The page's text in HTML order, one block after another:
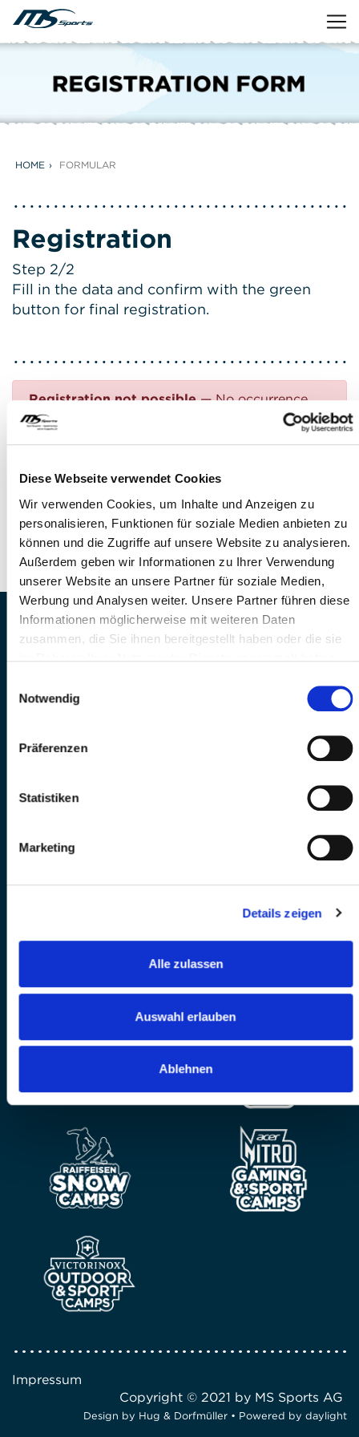
Diese Webseite verwendet Cookies
Wir verwenden Cookies, um Inhalte und Anzeigen zu
personalisieren, Funktionen für soziale Medien anbieten zu
können und die Zugriffe auf unsere Website zu analysieren.
Außerdem geben wir Informationen zu Ihrer Verwendung
unserer Website an unsere Partner für soziale Medien,
Werbung und Analysen weiter. Unsere Partner führen diese
Informationen möglicherweise mit weiteren Daten
zusammen, die Sie ihnen bereitgestellt haben oder die sie
Notwendig
Präferenzen
Statistiken
Marketing
Details zeigen
Alle zulassen
Auswahl erlauben
Ablehnen
HOME FORMULAR
Registration
Step 2/2
Fill in the data and confirm with the green
button for final registration.
Registration not possible— No occurrence
found
Questions?
FEEL FREE TO CONTACT US!
Phone: +41 41 260 33 67
E-mail:info(at)mssports.ch
MS Sports AG • Sonnenrain 3b • CH-6221
MS Sports folgen
Impressum
Copyright © 2021 by MS Sports AG
Design by Hug & Dorfmüller • Powered by daylight